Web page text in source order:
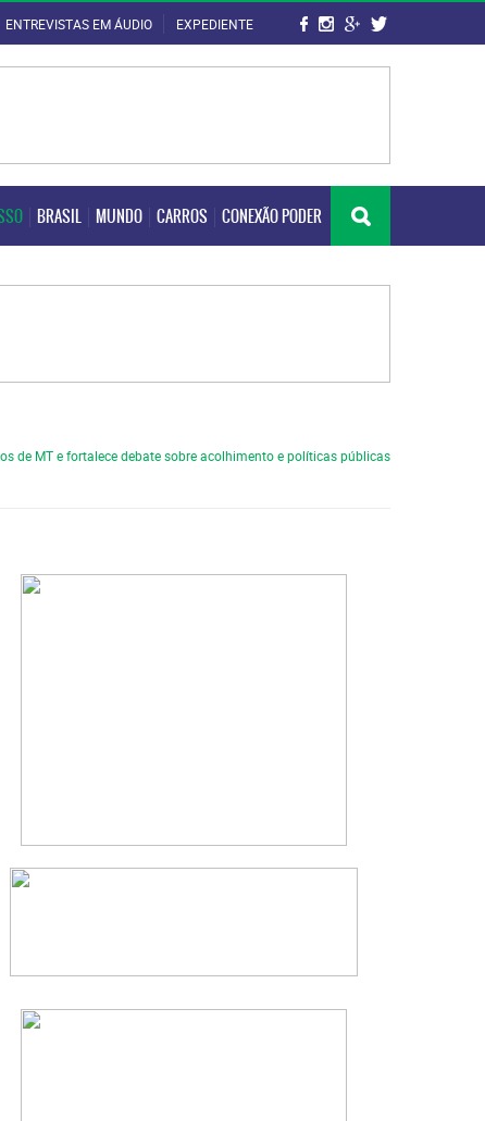
ENTREVISTAS EM ÁUDIO EXPEDIENTE
BRASIL MUNDO CARROS CONEXÃO PODER
BRASIL MUNDO CARROS CONEXÃO PODER
de MT e fortalece debate sobre acolhimento e políticas públicas